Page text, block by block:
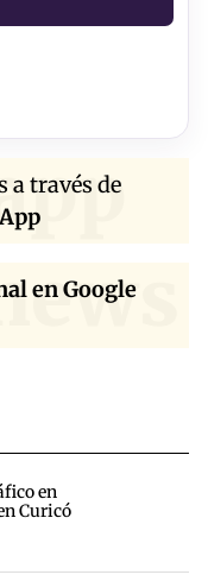
a través de
en Google
en
Curicó